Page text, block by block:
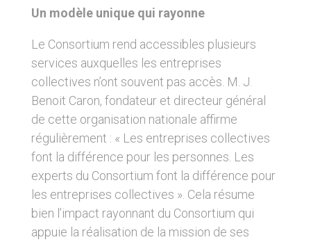
Un modèle unique qui rayonne
Le Consortium rend accessibles plusieurs
services auxquelles les entreprises
collectives n’ont souvent pas accès. M. J.
Benoit Caron, fondateur et directeur général
de cette organisation nationale affirme
régulièrement : « Les entreprises collectives
font la différence pour les personnes. Les
experts du Consortium font la différence pour
les entreprises collectives ». Cela résume
bien l’impact rayonnant du Consortium qui
appuie la réalisation de la mission de ses